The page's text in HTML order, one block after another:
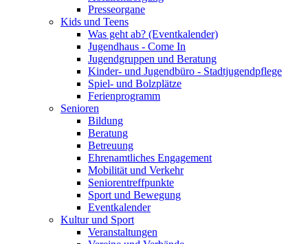
Presseorgane
Kids und Teens
Was geht ab? (Eventkalender)
Jugendhaus - Come In
Jugendgruppen und Beratung
Kinder- und Jugendbüro - Stadtjugendpflege
Spiel- und Bolzplätze
Ferienprogramm
Senioren
Bildung
Beratung
Betreuung
Ehrenamtliches Engagement
Mobilität und Verkehr
Seniorentreffpunkte
Sport und Bewegung
Eventkalender
Kultur und Sport
Veranstaltungen